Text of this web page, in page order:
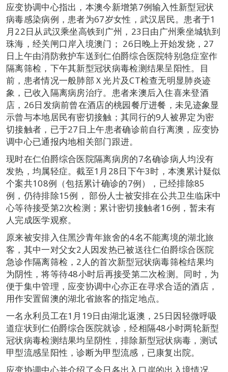
应变协调中心指出，本澳今新增第7例输入性新型冠状
病毒感染病例，患者为67岁女性，武汉居民。患者于1
月22日从武汉乘坐高铁到广州，23日由广州乘坐城轨到
珠海，经关闸口岸入境澳门； 26日晚上开始发烧，27
日上午由消防救护车送到仁伯爵综合医院特别急症室作
隔离筛检，下午其新型冠状病毒检测结果呈阳性。目
前，患者情况一般肺部Ｘ光片及CT检查无明显肺炎迹
象，已收入隔离病房治疗。患者来澳后入住喜来登酒
店，26日发病前曾在酒店的桃园餐厅进餐，未见迹象显
示曾与本地居民有密切接触；其同行的9人被界定为密
切接触者，已于27日上午患者确诊前自行离澳，应变协
调中心已通报内地相关部门跟进。
现时在仁伯爵综合医院隔离病房的7名确诊病人均没有
发热，均属轻症。截至1月28日下午3时，本澳累计疑似
个案共108例（包括累计确诊的7例），已经排除85
例，仍待排除15例， 部份人士被安排在公共卫生临床中
心等待接受第2次检测；累计密切接触者16例，暂未有
人完成医学观察。
原来被安排入住黑沙青年旅舍的4名不能离境的湖北旅
客，其中一对父女2人因发热已被送往仁伯爵综合医院
急诊作隔离筛检，2人的首次新型冠状病毒筛检结果均
为阴性，将等待48小时后再接受第二次检测。同时，为
便于集中管理，应变协调中心亦正在寻求合适的酒店，
用作安置留澳的湖北省旅客的指定地点。
一名永利员工在1月19日由湖北返澳，25日因轻微呼吸
道症状到仁伯爵综合医院就诊，经相隔48小时两轮新型
冠状病毒检测结果均呈阴性，排除新型冠状病毒，测试
甲型流感呈阳性，诊断为甲型流感，已康复出院。